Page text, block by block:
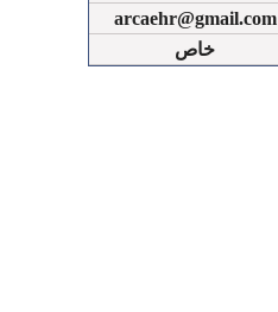
arcaehr@gmail.com
خاص